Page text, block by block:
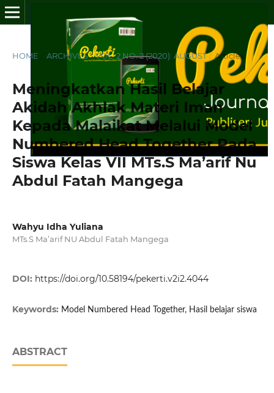
HOME ARCHIVES / VOL. 2 NO. 2 (2020): AUGUST / Articles
Meningkatkan Hasil Belajar
Akidah Akhlak Materi Iman
Kepada Malaikat Melalui Model
Numbered Head Together Pada
Siswa Kelas VII MTs.S Ma’arif Nu
Abdul Fatah Mangega
Wahyu Idha Yuliana
MTs.S Ma’arif NU Abdul Fatah Mangega
DOI: https://doi.org/10.58194/pekerti.v2i2.4044
Keywords: Model Numbered Head Together, Hasil belajar siswa
ABSTRACT